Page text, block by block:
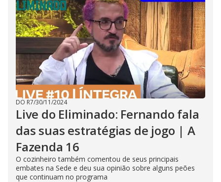
DO R7/30/11/2024
Live do Eliminado: Fernando fala
das suas estratégias de jogo | A
Fazenda 16
O cozinheiro também comentou de seus principais
embates na Sede e deu sua opinião sobre alguns peões
que continuam no programa